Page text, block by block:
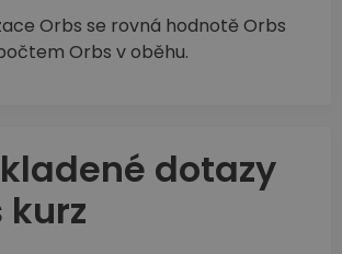
Orbs se rovná hodnotě Orbs
Orbs v oběhu.
dotazy
kurz